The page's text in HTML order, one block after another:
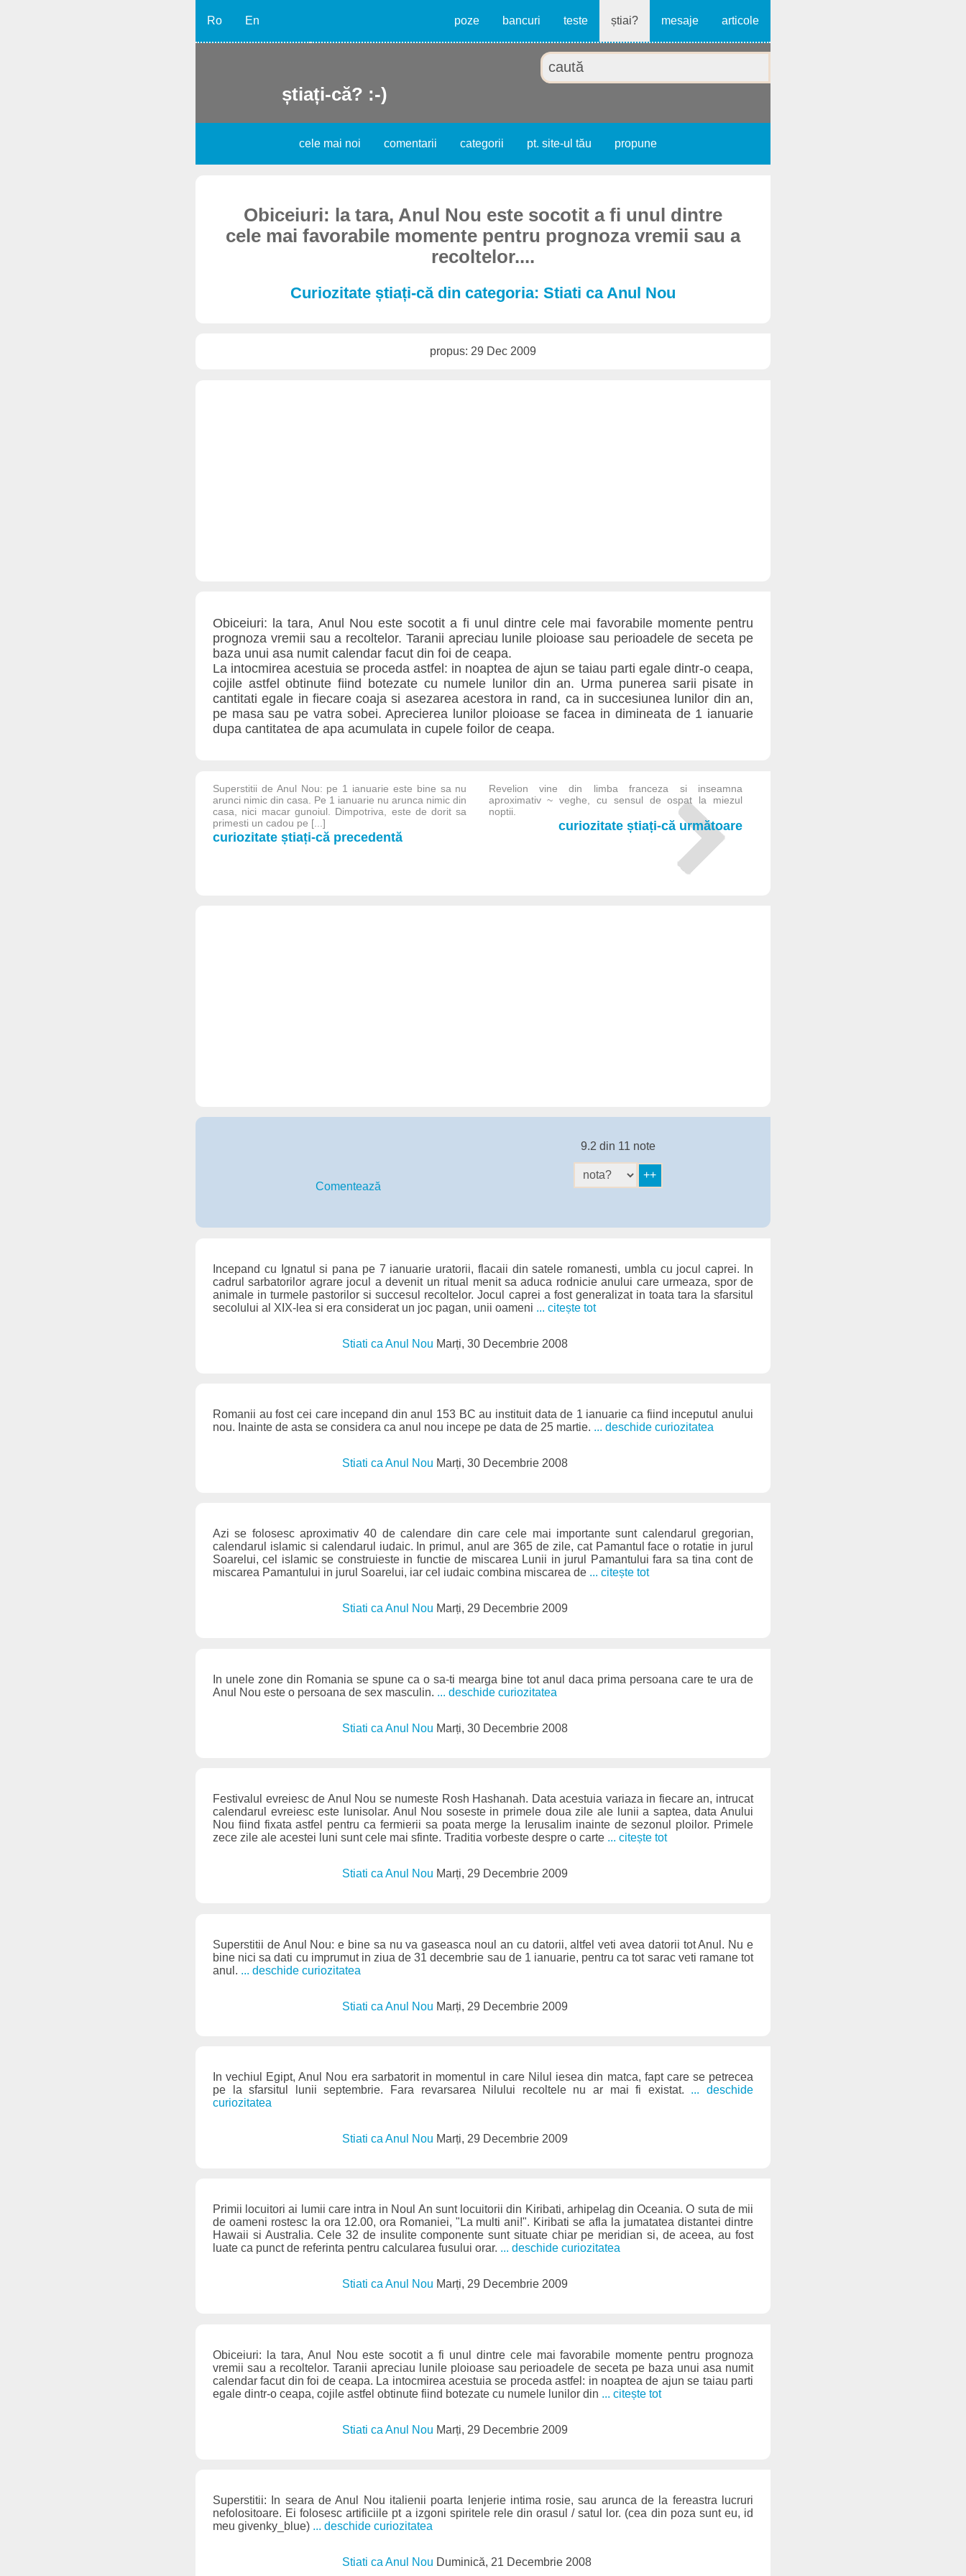
Ro En poze bancuri teste știai? mesaje articole
știați-că? :-)
cele mai noi comentarii categorii pt. site-ul tău propune
Obiceiuri: la tara, Anul Nou este socotit a fi unul dintre
cele mai favorabile momente pentru prognoza vremii sau a
recoltelor....
Curiozitate știați-că din categoria: Stiati ca Anul Nou
propus: 29 Dec 2009
Obiceiuri: la tara, Anul Nou este socotit a fi unul dintre cele mai favorabile momente pentru
prognoza vremii sau a recoltelor. Taranii apreciau lunile ploioase sau perioadele de seceta pe
baza unui asa numit calendar facut din foi de ceapa.
La intocmirea acestuia se proceda astfel: in noaptea de ajun se taiau parti egale dintr-o ceapa,
cojile astfel obtinute fiind botezate cu numele lunilor din an. Urma punerea sarii pisate in
cantitati egale in fiecare coaja si asezarea acestora in rand, ca in succesiunea lunilor din an,
pe masa sau pe vatra sobei. Aprecierea lunilor ploioase se facea in dimineata de 1 ianuarie
dupa cantitatea de apa acumulata in cupele foilor de ceapa.
Superstitii de Anul Nou: pe 1 ianuarie este bine sa nu
arunci nimic din casa. Pe 1 ianuarie nu arunca nimic din
casa, nici macar gunoiul. Dimpotriva, este de dorit sa
primesti un cadou pe [...]
curiozitate știați-că precedentă
Revelion vine din limba franceza si inseamna
aproximativ ~ veghe, cu sensul de ospat la miezul
noptii.
curiozitate știați-că următoare
Comentează
9.2 din 11 note
Incepand cu Ignatul si pana pe 7 ianuarie uratorii, flacaii din satele romanesti, umbla cu jocul caprei. In
cadrul sarbatorilor agrare jocul a devenit un ritual menit sa aduca rodnicie anului care urmeaza, spor de
animale in turmele pastorilor si succesul recoltelor. Jocul caprei a fost generalizat in toata tara la sfarsitul
secolului al XIX-lea si era considerat un joc pagan, unii oameni ... citește tot
Stiati ca Anul Nou Marți, 30 Decembrie 2008
Romanii au fost cei care incepand din anul 153 BC au instituit data de 1 ianuarie ca fiind inceputul anului
nou. Inainte de asta se considera ca anul nou incepe pe data de 25 martie. ... deschide curiozitatea
Stiati ca Anul Nou Marți, 30 Decembrie 2008
Azi se folosesc aproximativ 40 de calendare din care cele mai importante sunt calendarul gregorian,
calendarul islamic si calendarul iudaic. In primul, anul are 365 de zile, cat Pamantul face o rotatie in jurul
Soarelui, cel islamic se construieste in functie de miscarea Lunii in jurul Pamantului fara sa tina cont de
miscarea Pamantului in jurul Soarelui, iar cel iudaic combina miscarea de ... citește tot
Stiati ca Anul Nou Marți, 29 Decembrie 2009
In unele zone din Romania se spune ca o sa-ti mearga bine tot anul daca prima persoana care te ura de
Anul Nou este o persoana de sex masculin. ... deschide curiozitatea
Stiati ca Anul Nou Marți, 30 Decembrie 2008
Festivalul evreiesc de Anul Nou se numeste Rosh Hashanah. Data acestuia variaza in fiecare an, intrucat
calendarul evreiesc este lunisolar. Anul Nou soseste in primele doua zile ale lunii a saptea, data Anului
Nou fiind fixata astfel pentru ca fermierii sa poata merge la Ierusalim inainte de sezonul ploilor. Primele
zece zile ale acestei luni sunt cele mai sfinte. Traditia vorbeste despre o carte ... citește tot
Stiati ca Anul Nou Marți, 29 Decembrie 2009
Superstitii de Anul Nou: e bine sa nu va gaseasca noul an cu datorii, altfel veti avea datorii tot Anul. Nu e
bine nici sa dati cu imprumut in ziua de 31 decembrie sau de 1 ianuarie, pentru ca tot sarac veti ramane tot
anul. ... deschide curiozitatea
Stiati ca Anul Nou Marți, 29 Decembrie 2009
In vechiul Egipt, Anul Nou era sarbatorit in momentul in care Nilul iesea din matca, fapt care se petrecea
pe la sfarsitul lunii septembrie. Fara revarsarea Nilului recoltele nu ar mai fi existat. ... deschide
curiozitatea
Stiati ca Anul Nou Marți, 29 Decembrie 2009
Primii locuitori ai lumii care intra in Noul An sunt locuitorii din Kiribati, arhipelag din Oceania. O suta de mii
de oameni rostesc la ora 12.00, ora Romaniei, "La multi ani!". Kiribati se afla la jumatatea distantei dintre
Hawaii si Australia. Cele 32 de insulite componente sunt situate chiar pe meridian si, de aceea, au fost
luate ca punct de referinta pentru calcularea fusului orar. ... deschide curiozitatea
Stiati ca Anul Nou Marți, 29 Decembrie 2009
Obiceiuri: la tara, Anul Nou este socotit a fi unul dintre cele mai favorabile momente pentru prognoza
vremii sau a recoltelor. Taranii apreciau lunile ploioase sau perioadele de seceta pe baza unui asa numit
calendar facut din foi de ceapa. La intocmirea acestuia se proceda astfel: in noaptea de ajun se taiau parti
egale dintr-o ceapa, cojile astfel obtinute fiind botezate cu numele lunilor din ... citește tot
Stiati ca Anul Nou Marți, 29 Decembrie 2009
Superstitii: In seara de Anul Nou italienii poarta lenjerie intima rosie, sau arunca de la fereastra lucruri
nefolositoare. Ei folosesc artificiile pt a izgoni spiritele rele din orasul / satul lor. (cea din poza sunt eu, id
meu givenky_blue) ... deschide curiozitatea
Stiati ca Anul Nou Duminică, 21 Decembrie 2008